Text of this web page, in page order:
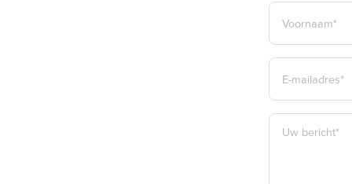
NAAM
VOORNAAM*
E-
MAILADRES
*
BERICHT